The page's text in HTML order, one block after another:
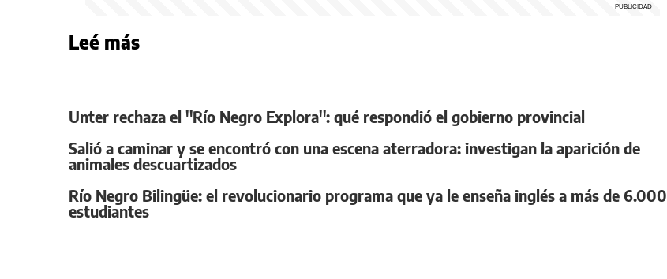
Leé más
Unter rechaza el ''Río Negro Explora'': qué respondió el gobierno provincial
Salió a caminar y se encontró con una escena aterradora: investigan la aparición de
animales descuartizados
Río Negro Bilingüe: el revolucionario programa que ya le enseña inglés a más de 6.000
estudiantes